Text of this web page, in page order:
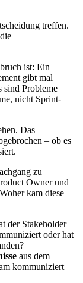
treffen.
ist: Ein
gibt mal
sind Probleme
nicht Sprint-
Das
– ob es
zu
Owner und
kam diese
der Stakeholder
oder hat
aus dem
kommuniziert